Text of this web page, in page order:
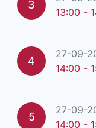
3
13:00 -
4
27-09-
14:00 -
5
27-09-
14:00 -